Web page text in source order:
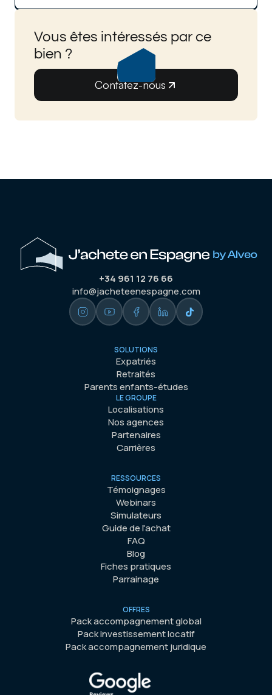
Vous êtes intéressés par ce
bien ?
Contatez-nous
+34 961 12 76 66
info@jacheteenespagne.com
SOLUTIONS
Expatriés
Retraités
Parents enfants-études
LE GROUPE
Localisations
Nos agences
Partenaires
Carrières
RESSOURCES
Témoignages
Webinars
Simulateurs
Guide de l'achat
FAQ
Blog
Fiches pratiques
Parrainage
OFFRES
Pack accompagnement global
Pack investissement locatif
Pack accompagnement juridique